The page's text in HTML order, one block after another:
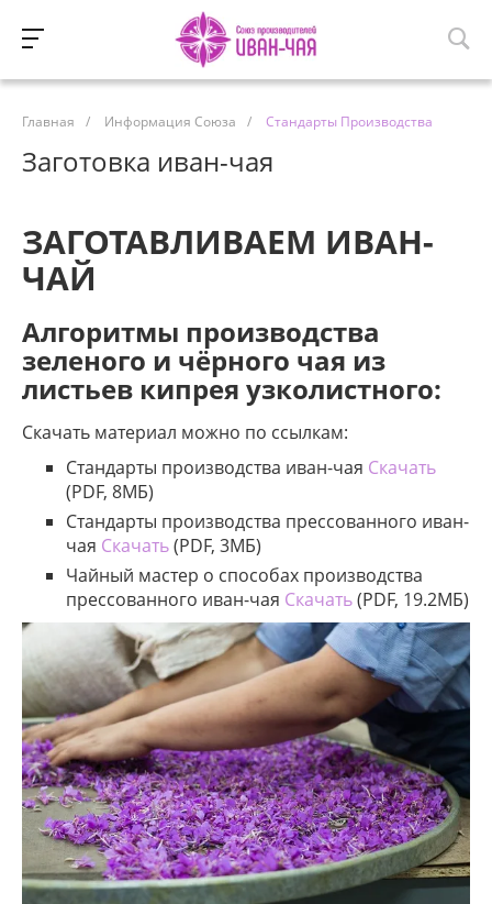
Главная / Информация Союза / Стандарты Производства
Заготовка иван-чая
ЗАГОТАВЛИВАЕМ ИВАН-
ЧАЙ
Алгоритмы производства
зеленого и чёрного чая из
листьев кипрея узколистного:
Скачать материал можно по ссылкам:
Стандарты производства иван-чая Скачать
(PDF, 8МБ)
Стандарты производства прессованного иван-
чая Скачать(PDF, 3МБ)
Чайный мастер о способах производства
прессованного иван-чая Скачать(PDF, 19.2МБ)